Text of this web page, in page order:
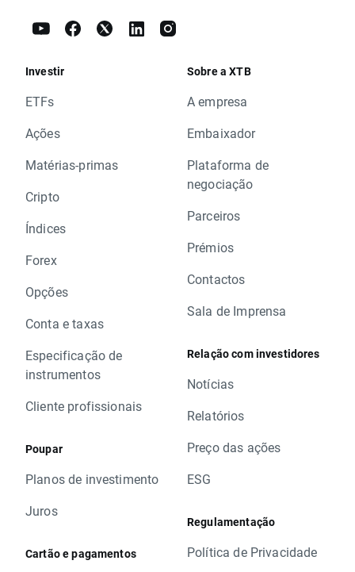
Investir
ETFs
Ações
Matérias-primas
Cripto
Índices
Forex
Opções
Conta e taxas
Especificação de
instrumentos
Cliente profissionais
Poupar
Planos de investimento
Juros
Cartão e pagamentos
Sobre a XTB
A empresa
Embaixador
Plataforma de
negociação
Parceiros
Prémios
Contactos
Sala de Imprensa
Relação com investidores
Notícias
Relatórios
Preço das ações
ESG
Regulamentação
Política de Privacidade